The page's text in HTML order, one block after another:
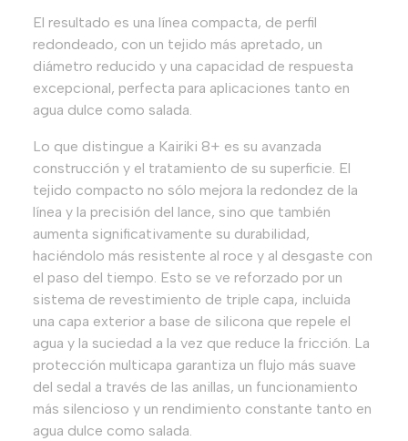
El resultado es una línea compacta, de perfil
redondeado, con un tejido más apretado, un
diámetro reducido y una capacidad de respuesta
excepcional, perfecta para aplicaciones tanto en
agua dulce como salada.
Lo que distingue a Kairiki 8+ es su avanzada
construcción y el tratamiento de su superficie. El
tejido compacto no sólo mejora la redondez de la
línea y la precisión del lance, sino que también
aumenta significativamente su durabilidad,
haciéndolo más resistente al roce y al desgaste con
el paso del tiempo. Esto se ve reforzado por un
sistema de revestimiento de triple capa, incluida
una capa exterior a base de silicona que repele el
agua y la suciedad a la vez que reduce la fricción. La
protección multicapa garantiza un flujo más suave
del sedal a través de las anillas, un funcionamiento
más silencioso y un rendimiento constante tanto en
agua dulce como salada.